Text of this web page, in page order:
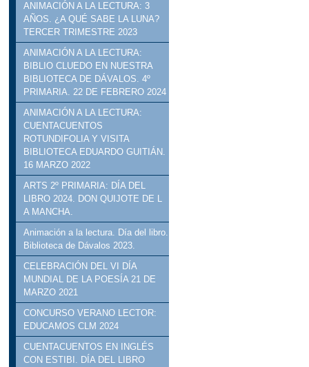
ANIMACIÓN A LA LECTURA: 3
AÑOS. ¿A QUÉ SABE LA LUNA?
TERCER TRIMESTRE 2023
ANIMACIÓN A LA LECTURA:
BIBLIO CLUEDO EN NUESTRA
BIBLIOTECA DE DÁVALOS. 4º
PRIMARIA. 22 DE FEBRERO 2024
ANIMACIÓN A LA LECTURA:
CUENTACUENTOS
ROTUNDIFOLIA Y VISITA
BIBLIOTECA EDUARDO GUITIÁN.
16 MARZO 2022
ARTS 2º PRIMARIA: DÍA DEL
LIBRO 2024. DON QUIJOTE DE L
A MANCHA.
Animación a la lectura. Día del libro.
Biblioteca de Dávalos 2023.
CELEBRACIÓN DEL VI DÍA
MUNDIAL DE LA POESÍA 21 DE
MARZO 2021
CONCURSO VERANO LECTOR:
EDUCAMOS CLM 2024
CUENTACUENTOS EN INGLÉS
CON ESTIBI. DÍA DEL LIBRO